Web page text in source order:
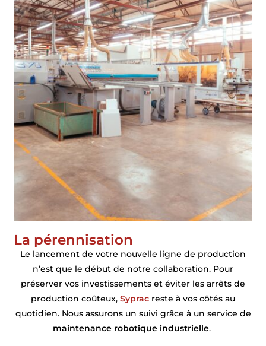
La pérennisation
Le lancement de votre nouvelle ligne de production
n’est que le début de notre collaboration. Pour
préserver vos investissements et éviter les arrêts de
production coûteux, Syprac reste à vos côtés au
quotidien. Nous assurons un suivi grâce à un service de
maintenance robotique industrielle.